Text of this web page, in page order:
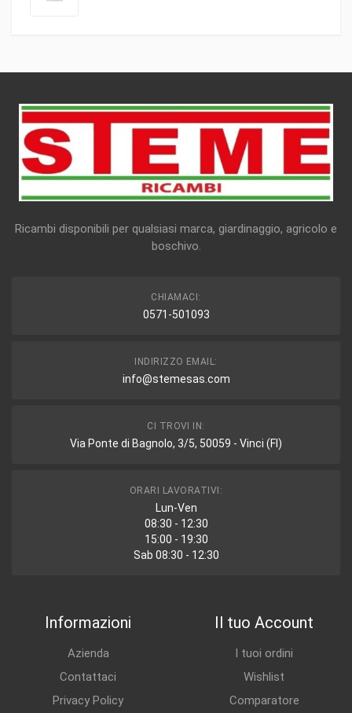
Ricambi disponibili per qualsiasi marca, giardinaggio, agricolo e
boschivo.
CHIAMACI:
0571-501093
INDIRIZZO EMAIL:
info@stemesas.com
CI TROVI IN:
Via Ponte di Bagnolo, 3/5, 50059 - Vinci (FI)
ORARI LAVORATIVI:
Lun-Ven
08:30 - 12:30
15:00 - 19:30
Sab 08:30 - 12:30
Informazioni
Azienda
Contattaci
Privacy Policy
Il tuo Account
I tuoi ordini
Wishlist
Comparatore